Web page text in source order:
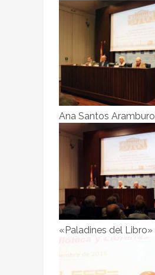
Ana Santos Aramburo
«Paladines del Libro»